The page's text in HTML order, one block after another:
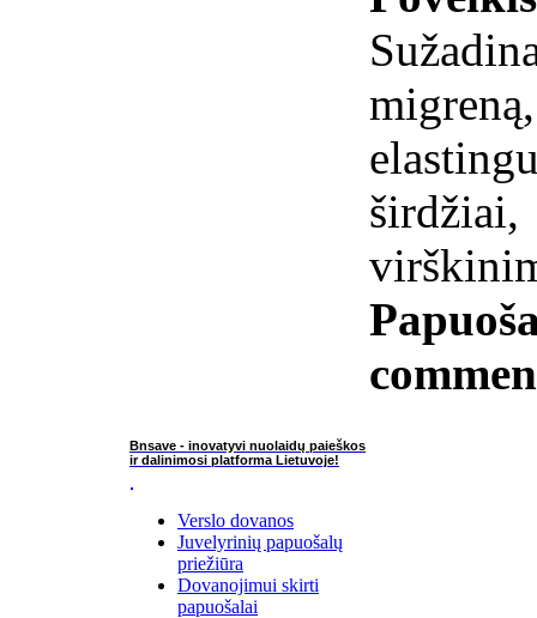
Bnsave - inovatyvi nuolaidų paieškos
ir dalinimosi platforma Lietuvoje!
Verslo dovanos
Juvelyrinių papuošalų
priežiūra
Dovanojimui skirti
papuošalai